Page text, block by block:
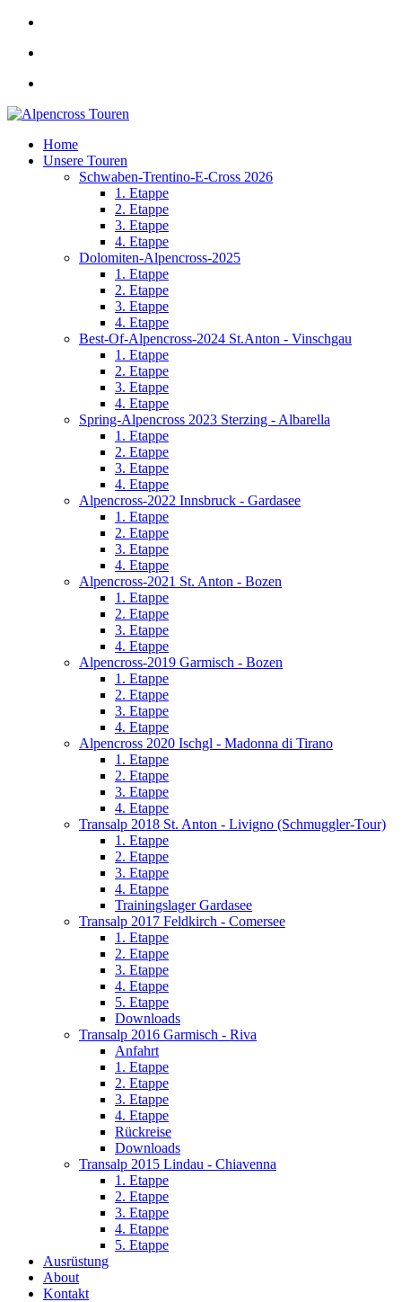
Home
Unsere Touren
Schwaben-Trentino-E-Cross 2026
1. Etappe
2. Etappe
3. Etappe
4. Etappe
Dolomiten-Alpencross-2025
1. Etappe
2. Etappe
3. Etappe
4. Etappe
Best-Of-Alpencross-2024 St.Anton - Vinschgau
1. Etappe
2. Etappe
3. Etappe
4. Etappe
Spring-Alpencross 2023 Sterzing - Albarella
1. Etappe
2. Etappe
3. Etappe
4. Etappe
Alpencross-2022 Innsbruck - Gardasee
1. Etappe
2. Etappe
3. Etappe
4. Etappe
Alpencross-2021 St. Anton - Bozen
1. Etappe
2. Etappe
3. Etappe
4. Etappe
Alpencross-2019 Garmisch - Bozen
1. Etappe
2. Etappe
3. Etappe
4. Etappe
Alpencross 2020 Ischgl - Madonna di Tirano
1. Etappe
2. Etappe
3. Etappe
4. Etappe
Transalp 2018 St. Anton - Livigno (Schmuggler-Tour)
1. Etappe
2. Etappe
3. Etappe
4. Etappe
Trainingslager Gardasee
Transalp 2017 Feldkirch - Comersee
1. Etappe
2. Etappe
3. Etappe
4. Etappe
5. Etappe
Downloads
Transalp 2016 Garmisch - Riva
Anfahrt
1. Etappe
2. Etappe
3. Etappe
4. Etappe
Rückreise
Downloads
Transalp 2015 Lindau - Chiavenna
1. Etappe
2. Etappe
3. Etappe
4. Etappe
5. Etappe
Ausrüstung
About
Kontakt